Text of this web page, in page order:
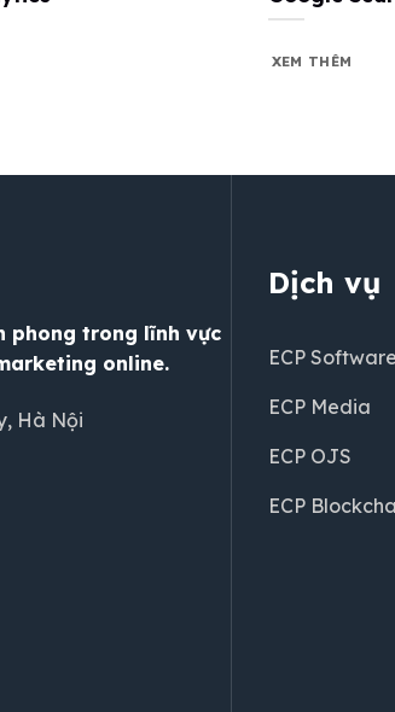
XEM THÊM
phong trong lĩnh vực
online.
Hà Nội
Dịch vụ
ECP Software
ECP Media
ECP OJS
ECP